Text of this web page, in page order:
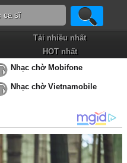
Tải nhiều nhất
HOT nhất
Nhạc chờ Mobifone
Nhạc chờ Vietnamobile